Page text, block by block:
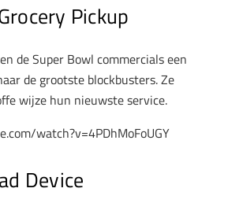
Pickup
de Super Bowl commercials een
de grootste blockbusters. Ze
wijze hun nieuwste service.
watch?v=4PDhMoFoUGY
Device